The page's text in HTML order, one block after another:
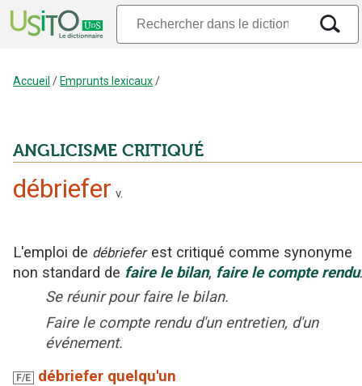
Accueil /Emprunts lexicaux/
ANGLICISME CRITIQUÉ
débriefer v.
L'emploi de débriefer est critiqué comme synonyme
non standard de faire le bilan, faire le compte rendu.
Se réunir pour faire le bilan.
Faire le compte rendu d'un entretien, d'un
événement.
F/E
débriefer quelqu'un